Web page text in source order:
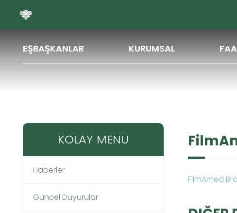
EŞBAŞKANLAR KURUMSAL
KOLAY MENU
Haberler
Güncel Duyurular
FilmAmed